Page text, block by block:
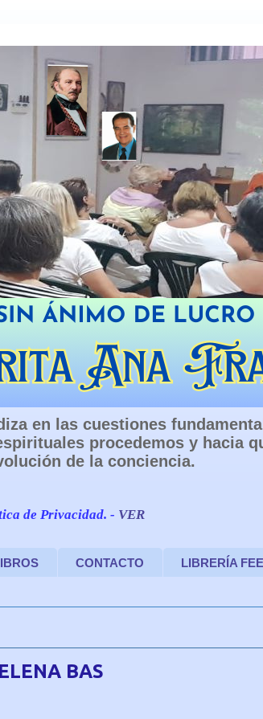
en las cuestiones
procedemos y hacia
de la conciencia.
de Privacidad. - VER
CONTACTO LIBRERÍA FEE
BAS